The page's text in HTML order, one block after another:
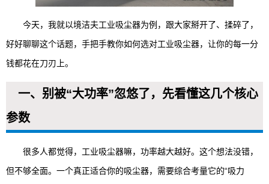
今天，我就以境洁夫工业吸尘器为例，跟大家掰开了、揉碎了，
好好聊聊这个话题，手把手教你如何选对工业吸尘器，让你的每一分
钱都花在刀刃上。
一、别被“大功率”忽悠了，先看懂这几个核心
参数
很多人都觉得，工业吸尘器嘛，功率越大越好。这个想法没错，
但不够全面。一个真正适合你的吸尘器，需要综合考量它的“吸力